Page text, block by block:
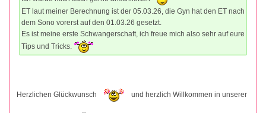
ET laut meiner Berechnung ist der 05.03.26, die Gyn hat den ET nach
dem Sono vorerst auf den 01.03.26 gesetzt.
Es ist meine erste Schwangerschaft, ich freue mich also sehr auf eure
Tips und Tricks.
Herzlichen Glückwunsch und herzlich Willkommen in unserer